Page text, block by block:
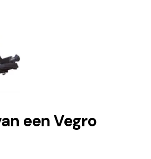
een Vegro